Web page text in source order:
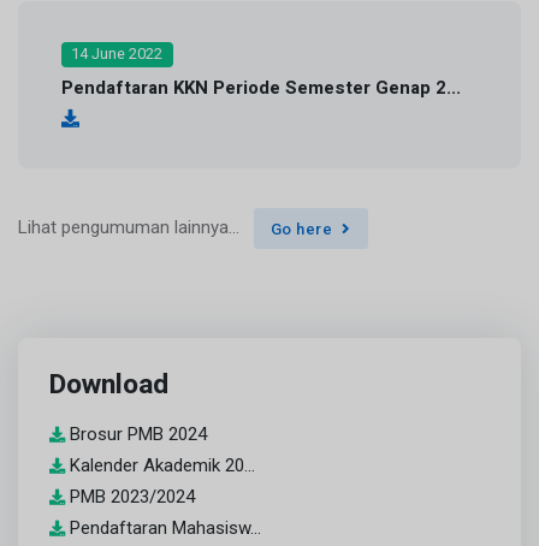
14 June 2022
Pendaftaran KKN Periode Semester Genap 2...
Lihat pengumuman lainnya... Go here
Download
Brosur PMB 2024
Kalender Akademik 20...
PMB 2023/2024
Pendaftaran Mahasisw...